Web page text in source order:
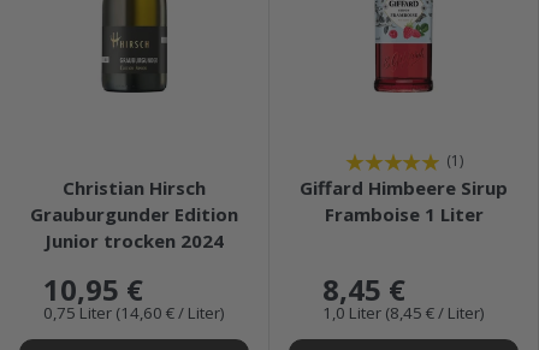
Christian Hirsch
Grauburgunder Edition
Junior trocken 2024
10,95 €
0,75 Liter (14,60 € / Liter)
★★★★★ (1)
Giffard Himbeere Sirup
Framboise 1 Liter
8,45 €
1,0 Liter (8,45 € / Liter)